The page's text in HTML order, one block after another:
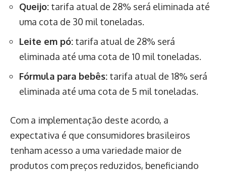
Queijo: tarifa atual de 28% será eliminada até
uma cota de 30 mil toneladas.
Leite em pó: tarifa atual de 28% será
eliminada até uma cota de 10 mil toneladas.
Fórmula para bebês: tarifa atual de 18% será
eliminada até uma cota de 5 mil toneladas.
Com a implementação deste acordo, a
expectativa é que consumidores brasileiros
tenham acesso a uma variedade maior de
produtos com preços reduzidos, beneficiando